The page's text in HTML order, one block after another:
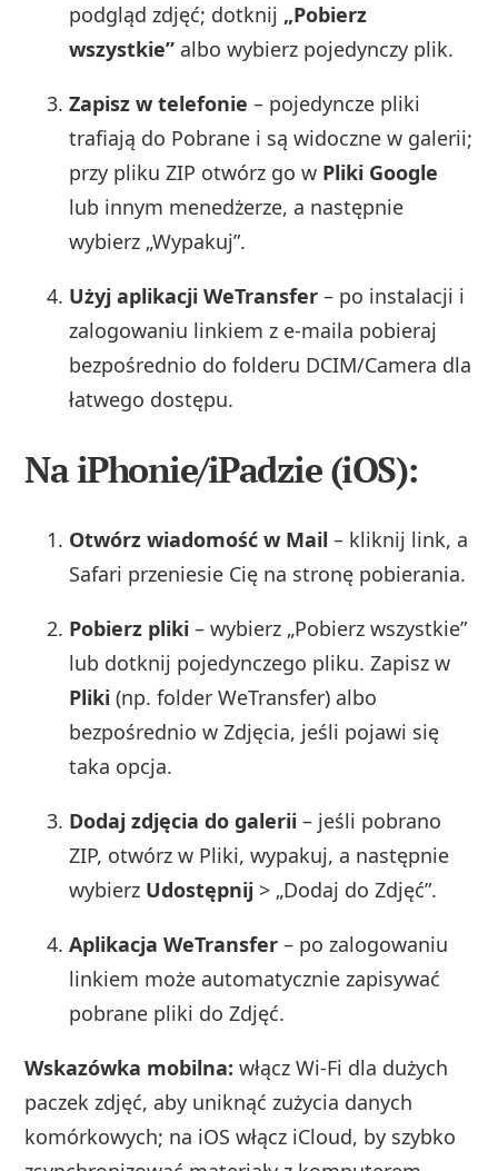
podgląd zdjęć; dotknij „Pobierz
wszystkie” albo wybierz pojedynczy plik.
Zapisz w telefonie – pojedyncze pliki
trafiają do Pobrane i są widoczne w galerii;
przy pliku ZIP otwórz go w Pliki Google
lub innym menedżerze, a następnie
wybierz „Wypakuj”.
Użyj aplikacji WeTransfer – po instalacji i
zalogowaniu linkiem z e-maila pobieraj
bezpośrednio do folderu DCIM/Camera dla
łatwego dostępu.
Na iPhonie/iPadzie (iOS):
Otwórz wiadomość w Mail – kliknij link, a
Safari przeniesie Cię na stronę pobierania.
Pobierz pliki – wybierz „Pobierz wszystkie”
lub dotknij pojedynczego pliku. Zapisz w
Pliki (np. folder WeTransfer) albo
bezpośrednio w Zdjęcia, jeśli pojawi się
taka opcja.
Dodaj zdjęcia do galerii – jeśli pobrano
ZIP, otwórz w Pliki, wypakuj, a następnie
wybierz Udostępnij > „Dodaj do Zdjęć”.
Aplikacja WeTransfer – po zalogowaniu
linkiem może automatycznie zapisywać
pobrane pliki do Zdjęć.
Wskazówka mobilna: włącz Wi‑Fi dla dużych
paczek zdjęć, aby uniknąć zużycia danych
komórkowych; na iOS włącz iCloud, by szybko